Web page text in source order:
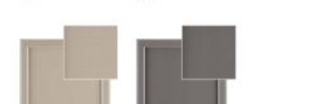
квалифицированные грузчики